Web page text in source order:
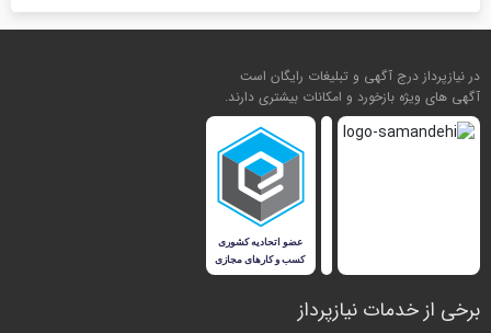
در نیازپرداز درج آگهی و تبلیغات رایگان است
آگهی های ویژه بازخورد و امکانات بیشتری دارند.
برخی از خدمات نیازپرداز